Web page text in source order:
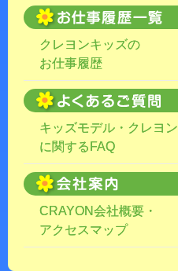
クレヨンキッズの
お仕事履歴
キッズモデル・クレヨン
に関するFAQ
CRAYON会社概要・
アクセスマップ